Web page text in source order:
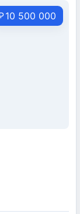
10 500 000